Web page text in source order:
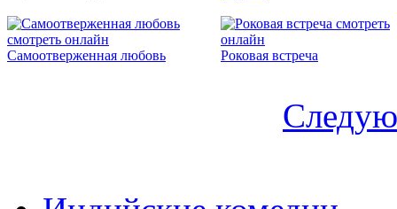
Самоотверженная любовь Роковая встреча